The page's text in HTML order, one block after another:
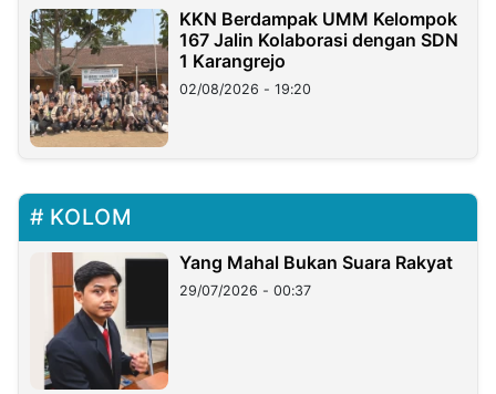
KKN Berdampak UMM Kelompok
167 Jalin Kolaborasi dengan SDN
1 Karangrejo
02/08/2026 - 19:20
KOLOM
Yang Mahal Bukan Suara Rakyat
29/07/2026 - 00:37